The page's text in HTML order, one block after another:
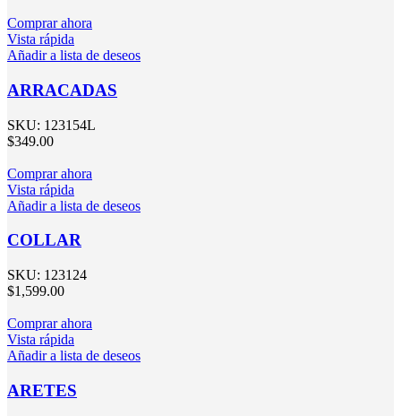
Comprar ahora
Vista rápida
Añadir a lista de deseos
ARRACADAS
SKU: 123154L
$349.00
Comprar ahora
Vista rápida
Añadir a lista de deseos
COLLAR
SKU: 123124
$1,599.00
Comprar ahora
Vista rápida
Añadir a lista de deseos
ARETES